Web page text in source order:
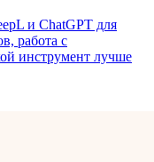
и ChatGPT для
работа с
инструмент лучше